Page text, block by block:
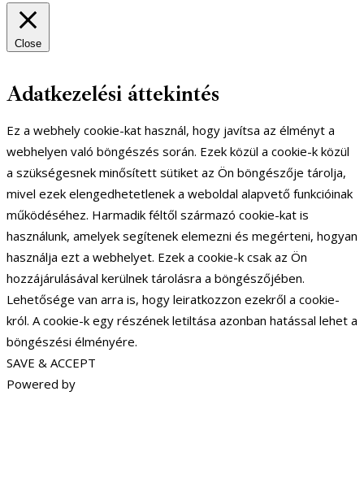
Close
Adatkezelési áttekintés
Ez a webhely cookie-kat használ, hogy javítsa az élményt a
webhelyen való böngészés során. Ezek közül a cookie-k közül
a szükségesnek minősített sütiket az Ön böngészője tárolja,
mivel ezek elengedhetetlenek a weboldal alapvető funkcióinak
működéséhez. Harmadik féltől származó cookie-kat is
használunk, amelyek segítenek elemezni és megérteni, hogyan
használja ezt a webhelyet. Ezek a cookie-k csak az Ön
hozzájárulásával kerülnek tárolásra a böngészőjében.
Lehetősége van arra is, hogy leiratkozzon ezekről a cookie-
król. A cookie-k egy részének letiltása azonban hatással lehet a
böngészési élményére.
SAVE & ACCEPT
Powered by